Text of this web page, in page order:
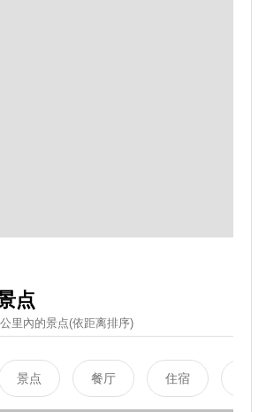
点
里內的景点(依距离排序)
景点 餐厅 住宿